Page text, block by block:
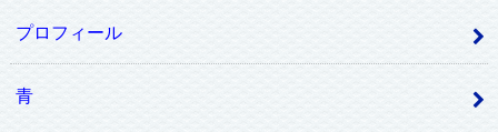
プロフィール
青